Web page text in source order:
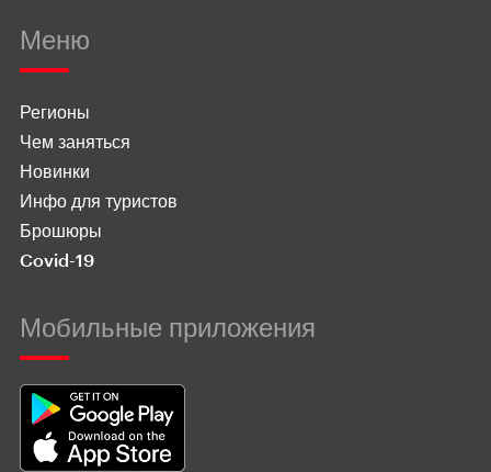
Меню
Регионы
Чем заняться
Новинки
Инфо для туристов
Брошюры
Covid-19
Мобильные приложения